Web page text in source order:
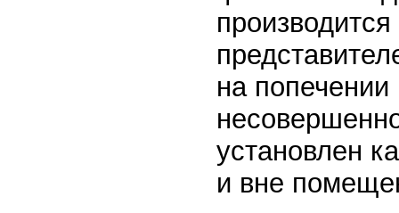
на попечении
установлен
и вне